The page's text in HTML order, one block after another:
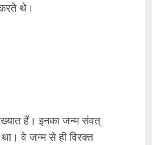
थे।
हैं। इनका जन्म संवत्
वे जन्म से ही विरक्त